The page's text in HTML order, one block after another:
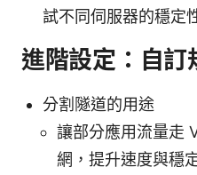
試不同伺服器的穩定
進階設定：自訂
分割隧道的用途
讓部分應用流量走
網，提升速度與穩